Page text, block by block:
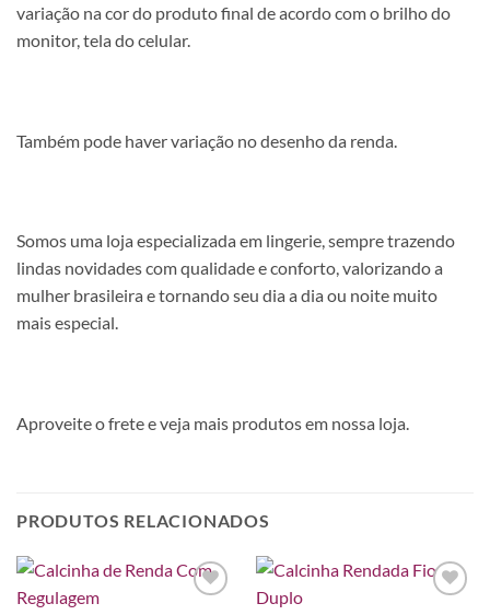
variação na cor do produto final de acordo com o brilho do
monitor, tela do celular.
Também pode haver variação no desenho da renda.
Somos uma loja especializada em lingerie, sempre trazendo
lindas novidades com qualidade e conforto, valorizando a
mulher brasileira e tornando seu dia a dia ou noite muito
mais especial.
Aproveite o frete e veja mais produtos em nossa loja.
PRODUTOS RELACIONADOS